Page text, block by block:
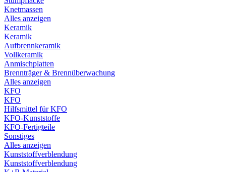
Knetmassen
Alles anzeigen
Keramik
Keramik
Aufbrennkeramik
Vollkeramik
Anmischplatten
Brennträger & Brennüberwachung
Alles anzeigen
KFO
KFO
Hilfsmittel für KFO
KFO-Kunststoffe
KFO-Fertigteile
Sonstiges
Alles anzeigen
Kunststoffverblendung
Kunststoffverblendung